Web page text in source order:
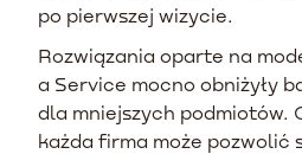
po pierwszej wizycie.
Rozwiązania oparte na
a Service mocno obniżyły
dla mniejszych podmiotów.
każda firma może pozwolić